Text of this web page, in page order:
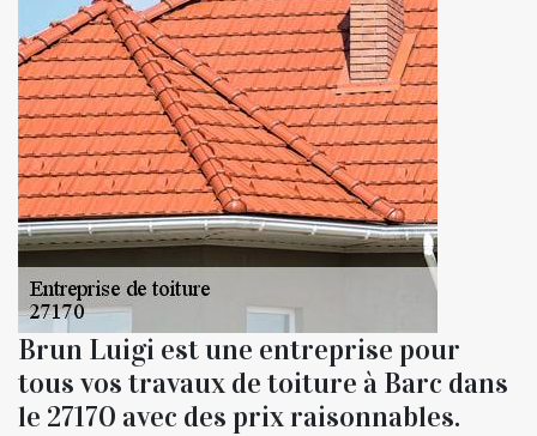
Brun Luigi est une entreprise pour
tous vos travaux de toiture à Barc dans
le 27170 avec des prix raisonnables.